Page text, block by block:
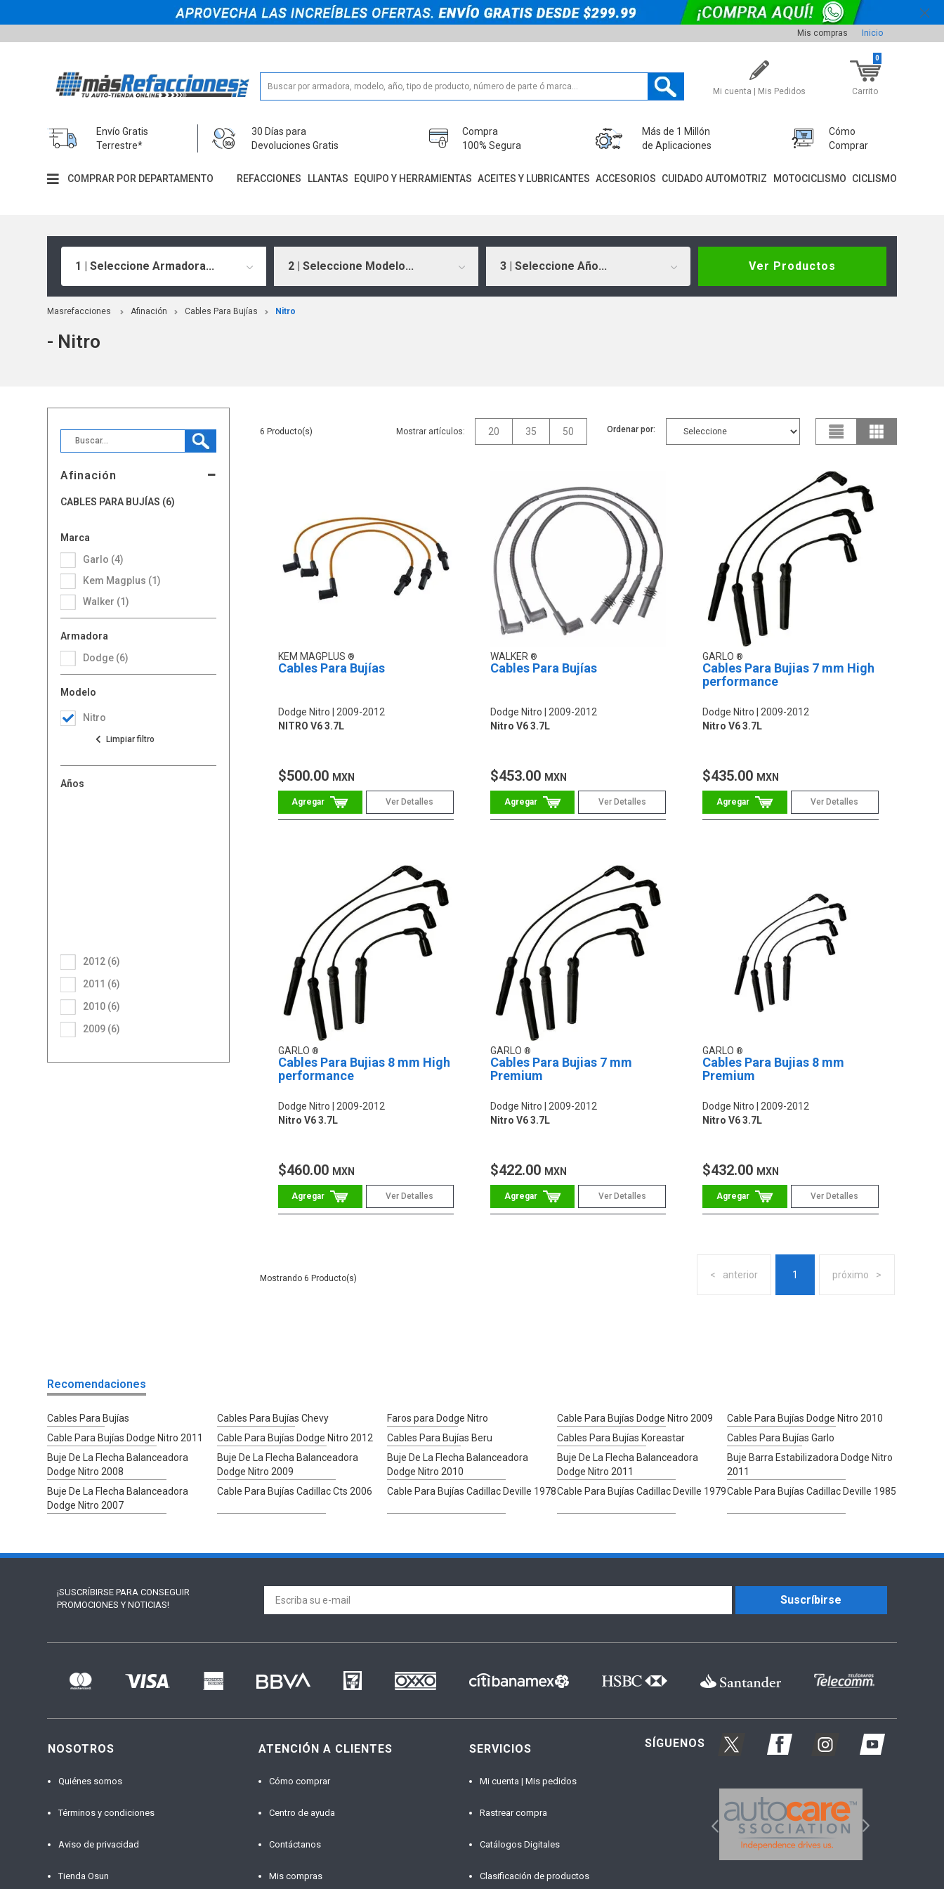
Mis compras Inicio
Mi cuenta | Mis Pedidos Carrito
0
Envío Gratis
Terrestre*
30 Días para
Devoluciones Gratis
Compra
100% Segura
Más de 1 Millón
de Aplicaciones
Cómo
Comprar
COMPRAR POR DEPARTAMENTO REFACCIONES LLANTAS EQUIPO Y HERRAMIENTAS ACEITES Y LUBRICANTES ACCESORIOS CUIDADO AUTOMOTRIZ MOTOCICLISMO CICLISMO
1 | Seleccione Armadora... 2 | Seleccione Modelo... 3 | Seleccione Año... Ver Productos
Masrefacciones Afinación Cables Para Bujías Nitro
- Nitro
Afinación
CABLES PARA BUJÍAS (6)
Marca
Garlo (4)
Kem Magplus (1)
Walker (1)
Armadora
Dodge (6)
Modelo
Nitro
Años
2009 (6)
2010 (6)
2011 (6)
2012 (6)
6 Mostrar artículos: 20 35 50 Ordenar por:
KEM MAGPLUS
Cables Para Bujías
Dodge Nitro
2009-2012
NITRO V6 3.7L
$500.00 MXN
Ver Detalles
WALKER
Cables Para Bujías
Dodge Nitro
2009-2012
Nitro V6 3.7L
$453.00 MXN
Ver Detalles
GARLO
Cables Para Bujias 7 mm High
performance
Dodge Nitro
2009-2012
Nitro V6 3.7L
$435.00 MXN
Ver Detalles
GARLO
Cables Para Bujias 8 mm High
performance
Dodge Nitro
2009-2012
Nitro V6 3.7L
$460.00 MXN
Ver Detalles
GARLO
Cables Para Bujias 7 mm
Premium
Dodge Nitro
2009-2012
Nitro V6 3.7L
$422.00 MXN
Ver Detalles
GARLO
Cables Para Bujias 8 mm
Premium
Dodge Nitro
2009-2012
Nitro V6 3.7L
$432.00 MXN
Ver Detalles
anterior 1 próximo
6
Recomendaciones
Cables Para Bujías Cables Para Bujías Chevy Faros para Dodge Nitro Cable Para Bujías Dodge Nitro 2009
Cable Para Bujías Dodge Nitro 2010
Cable Para Bujías Dodge Nitro 2011
Cable Para Bujías Dodge Nitro 2012 Cables Para Bujías Beru Cables Para Bujías Koreastar
Cables Para Bujías Garlo
Buje De La Flecha Balanceadora
Dodge Nitro 2008
Buje De La Flecha Balanceadora
Dodge Nitro 2009
Buje De La Flecha Balanceadora
Dodge Nitro 2010
Buje De La Flecha Balanceadora
Dodge Nitro 2011
Buje Barra Estabilizadora Dodge Nitro
2011
Buje De La Flecha Balanceadora
Dodge Nitro 2007
Cable Para Bujías Cadillac Cts 2006 Cable Para Bujías Cadillac Deville 1978Cable Para Bujías Cadillac Deville 1979Cable Para Bujías Cadillac Deville 1985
¡SUSCRÍBIRSE PARA CONSEGUIR
PROMOCIONES Y NOTICIAS!
Suscríbirse
NOSOTROS
Quiénes somos
Términos y condiciones
Aviso de privacidad
Tienda Osun
ATENCIÓN A CLIENTES
Cómo comprar
Centro de ayuda
Contáctanos
Mis compras
SERVICIOS
Mi cuenta | Mis pedidos
Rastrear compra
Catálogos Digitales
Clasificación de productos
SÍGUENOS